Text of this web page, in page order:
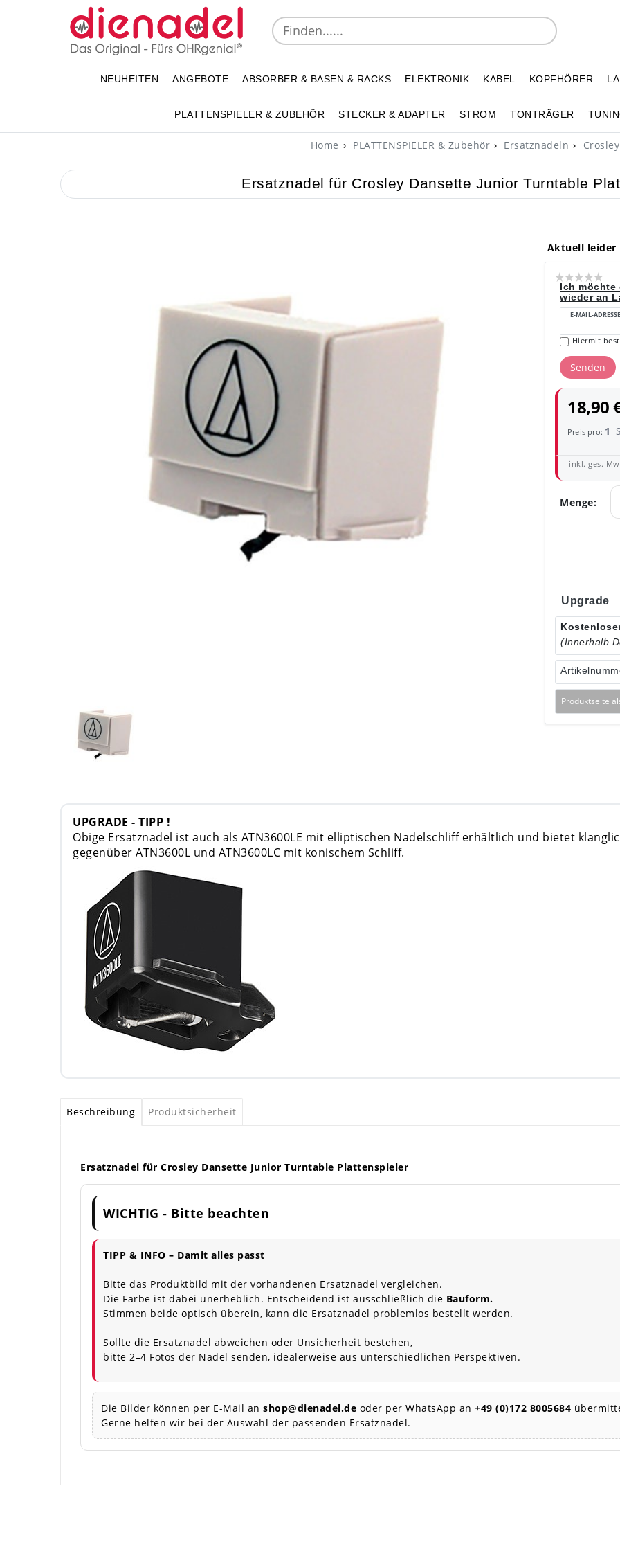
NEUHEITEN ANGEBOTE ABSORBER & BASEN & RACKS ELEKTRONIK KABEL KOPFHÖRER
PLATTENSPIELER & ZUBEHÖR STECKER & ADAPTER STROM TONTRÄGER
Home PLATTENSPIELER & Zubehör Ersatznadeln Crosley
Ersatznadel für Crosley Dansette Junior Turntable
Aktuell leider
Ich möchte
wieder an
E-MAIL-ADRESSE
Hiermit
Senden
18,90
Preis pro: 1
inkl. ges.
Menge:
Upgrade
(Innerhalb
Produktseite
UPGRADE - TIPP !
Obige Ersatznadel ist auch als ATN3600LE mit elliptischen Nadelschliff erhältlich und bietet
gegenüber ATN3600L und ATN3600LC mit konischem Schliff.
Beschreibung Produktsicherheit
Ersatznadel für Crosley Dansette Junior Turntable Plattenspieler
WICHTIG - Bitte beachten
TIPP & INFO – Damit alles passt
Bitte das Produktbild mit der vorhandenen Ersatznadel vergleichen.
Die Farbe ist dabei unerheblich. Entscheidend ist ausschließlich die Bauform.
Stimmen beide optisch überein, kann die Ersatznadel problemlos bestellt werden.
Sollte die Ersatznadel abweichen oder Unsicherheit bestehen,
bitte 2–4 Fotos der Nadel senden, idealerweise aus unterschiedlichen Perspektiven.
Die Bilder können per E-Mail an shop@dienadel.de oder per WhatsApp an +49 (0)172 8005684
Gerne helfen wir bei der Auswahl der passenden Ersatznadel.